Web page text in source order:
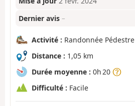
Dernier avis –
Activité : Randonnée Pédestre
Distance : 1,05 km
Durée moyenne : 0h 20
Difficulté : Facile